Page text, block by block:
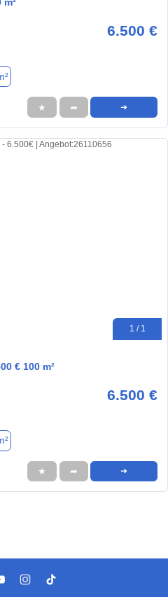
m²
6.500 €
★ ➦ ➜
1 / 1
€ 100 m²
6.500 €
★ ➦ ➜